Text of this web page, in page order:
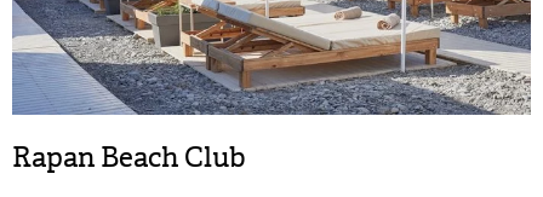
Rapan Beach Club